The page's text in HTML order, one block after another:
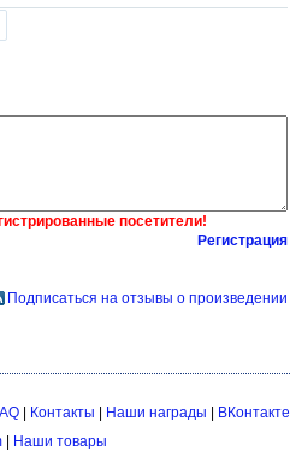
посетители!
Регистрация
Подписаться на отзывы о произведении
| Контакты Наши награды
ВКонтакте
Наши товары